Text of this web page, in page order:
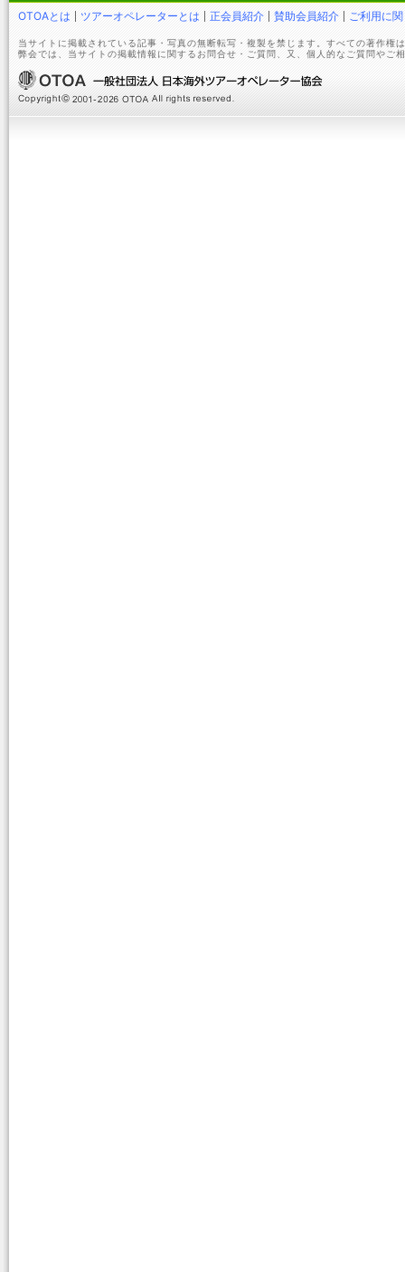
OTOAとは ツアーオペレーターとは 正会員紹介 賛助会員紹介 ご利用に
当サイトに掲載されている記事・写真の無断転写・複製を禁じます。すべての著作権
弊会では、当サイトの掲載情報に関するお問合せ・ご質問、又、個人的なご質問やご